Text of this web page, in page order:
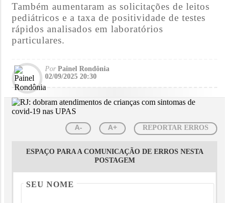
Também aumentaram as solicitações de leitos
pediátricos e a taxa de positividade de testes
rápidos analisados em laboratórios
particulares.
PorPainel Rondônia
02/09/2025 20:30
A- A+ REPORTAR ERROS
ESPAÇO PARA A COMUNICAÇÃO DE ERROS NESTA
POSTAGEM
SEU NOME